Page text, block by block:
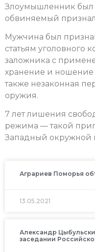
Злоумышленник был
обвиняемый
Мужчина был
статьям уголовного
заложника с
хранение и ношение
также незаконная
оружия.
7 лет лишения
режима — такой
Западный окружной
Аграриев Поморья
13.05.2021
Александр
заседании